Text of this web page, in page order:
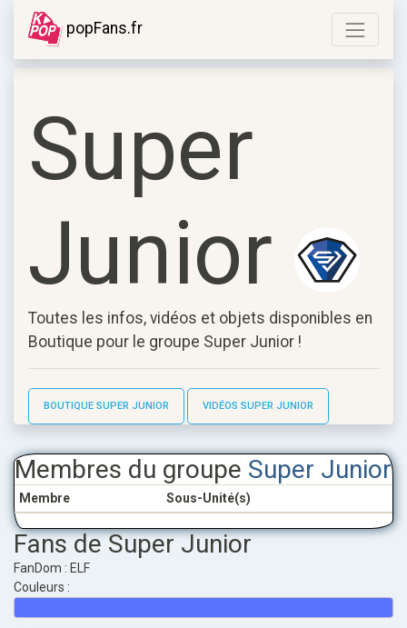
popFans.fr
Super
Junior
Toutes les infos, vidéos et objets disponibles en
Boutique pour le groupe Super Junior !
BOUTIQUE SUPER JUNIOR VIDÉOS SUPER JUNIOR
Membres du groupe Super Junior
Membre Sous-Unité(s)
Fans de Super Junior
FanDom : ELF
Couleurs :